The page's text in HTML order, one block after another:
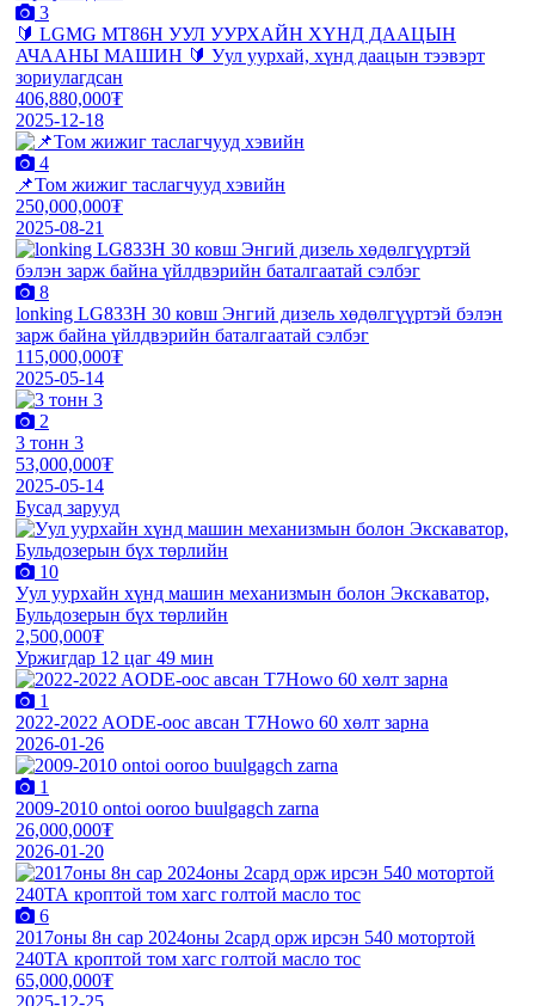
3
🔰 LGMG MT86H УУЛ УУРХАЙН ХҮНД ДААЦЫН
АЧААНЫ МАШИН 🔰 Уул уурхай, хүнд даацын тээвэрт
зориулагдсан
406,880,000₮
2025-12-18
4
📌Том жижиг таслагчууд хэвийн
250,000,000₮
2025-08-21
8
lonking LG833H 30 ковш Энгий дизель хөдөлгүүртэй бэлэн
зарж байна үйлдвэрийн баталгаатай сэлбэг
115,000,000₮
2025-05-14
2
3 тонн 3
53,000,000₮
2025-05-14
Бусад зарууд
10
Уул уурхайн хүнд машин механизмын болон Экскаватор,
Бульдозерын бүх төрлийн
2,500,000₮
Уржигдар 12 цаг 49 мин
1
2022-2022 AODE-оос авсан T7Howo 60 хөлт зарна
2026-01-26
1
2009-2010 ontoi ooroo buulgagch zarna
26,000,000₮
2026-01-20
6
2017оны 8н сар 2024оны 2сард орж ирсэн 540 мотортой
240ТА кроптой том хагс голтой масло тос
65,000,000₮
2025-12-25